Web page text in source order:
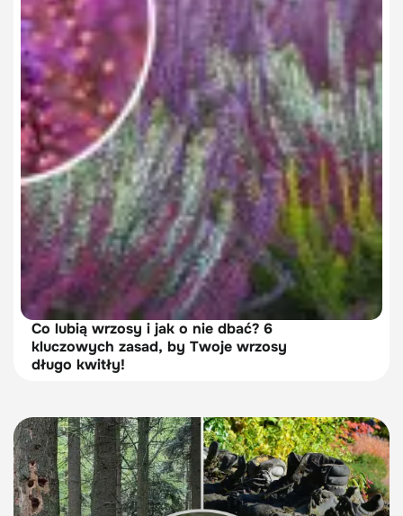
Co lubią wrzosy i jak o nie dbać? 6
kluczowych zasad, by Twoje wrzosy
długo kwitły!